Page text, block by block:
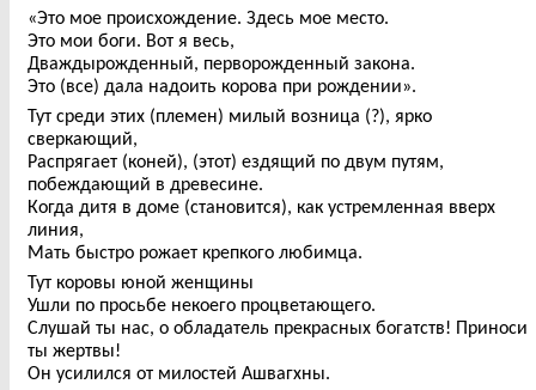
«Это мое происхождение. Здесь мое место.
Это мои боги. Вот я весь,
Дваждырожденный, перворожденный закона.
Это (все) дала надоить корова при рождении».
Тут среди этих (племен) милый возница (?), ярко
сверкающий,
Распрягает (коней), (этот) ездящий по двум путям,
побеждающий в древесине.
Когда дитя в доме (становится), как устремленная вверх
линия,
Мать быстро рожает крепкого любимца.
Тут коровы юной женщины
Ушли по просьбе некоего процветающего.
Слушай ты нас, о обладатель прекрасных богатств! Приноси
ты жертвы!
Он усилился от милостей Ашвагхны.